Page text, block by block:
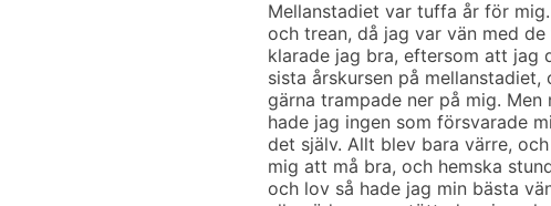
Mellanstadiet var tuffa år för
och trean, då jag var vän med
klarade jag bra, eftersom att jag
sista årskursen på
gärna trampade ner på mig.
hade jag ingen som försvarade
det själv. Allt blev bara värre,
mig att må bra, och hemska
och lov så hade jag min bästa